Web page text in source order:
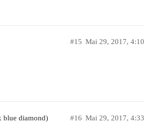
Mai 29, 2017, 4:10
#15
blue diamond) Mai 29, 2017, 4:33
#16